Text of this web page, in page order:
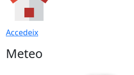
Accedeix
Meteo